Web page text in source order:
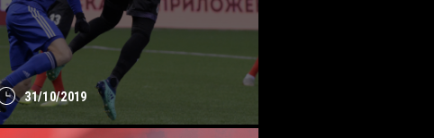
31/10/2019